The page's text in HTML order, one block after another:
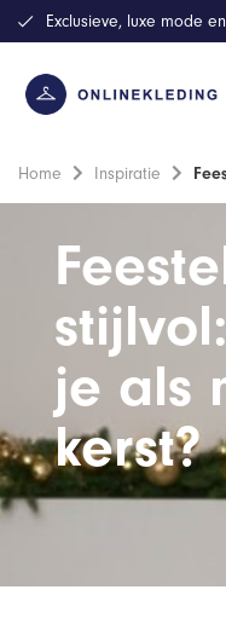
Exclusieve, luxe mode
Home Inspiratie
je als
kerst?